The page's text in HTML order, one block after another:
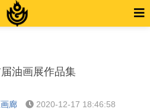
油画展作品集
廊 2020-12-17 18:46:58